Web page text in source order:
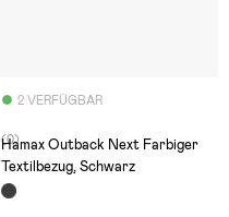
2 VERFÜGBAR
(0)
Hamax Outback Next Farbiger
Textilbezug, Schwarz